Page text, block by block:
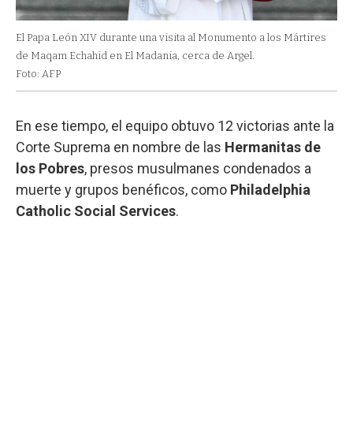
El Papa León XIV durante una visita al Monumento a los Mártires
de Maqam Echahid en El Madania, cerca de Argel.
Foto: AFP
En ese tiempo, el equipo obtuvo 12 victorias ante la
Corte Suprema en nombre de las Hermanitas de
los Pobres, presos musulmanes condenados a
muerte y grupos benéficos, como Philadelphia
Catholic Social Services.